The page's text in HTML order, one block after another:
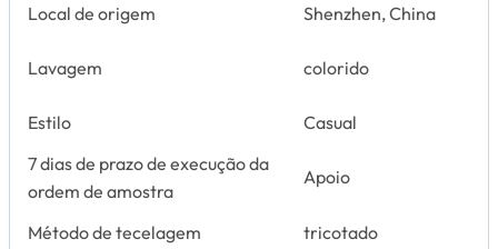
Local de origem Shenzhen, China
Lavagem colorido
Estilo
Casual
7 dias de prazo de execução da
ordem de amostra
Apoio
Método de tecelagem tricotado